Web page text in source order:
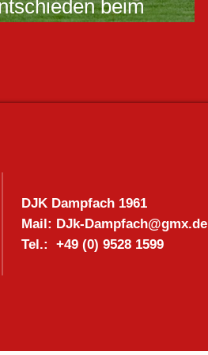
beim
DJK Dampfach 1961
Mail: DJk-Dampfach@gmx.de
Tel.: +49 (0) 9528 1599